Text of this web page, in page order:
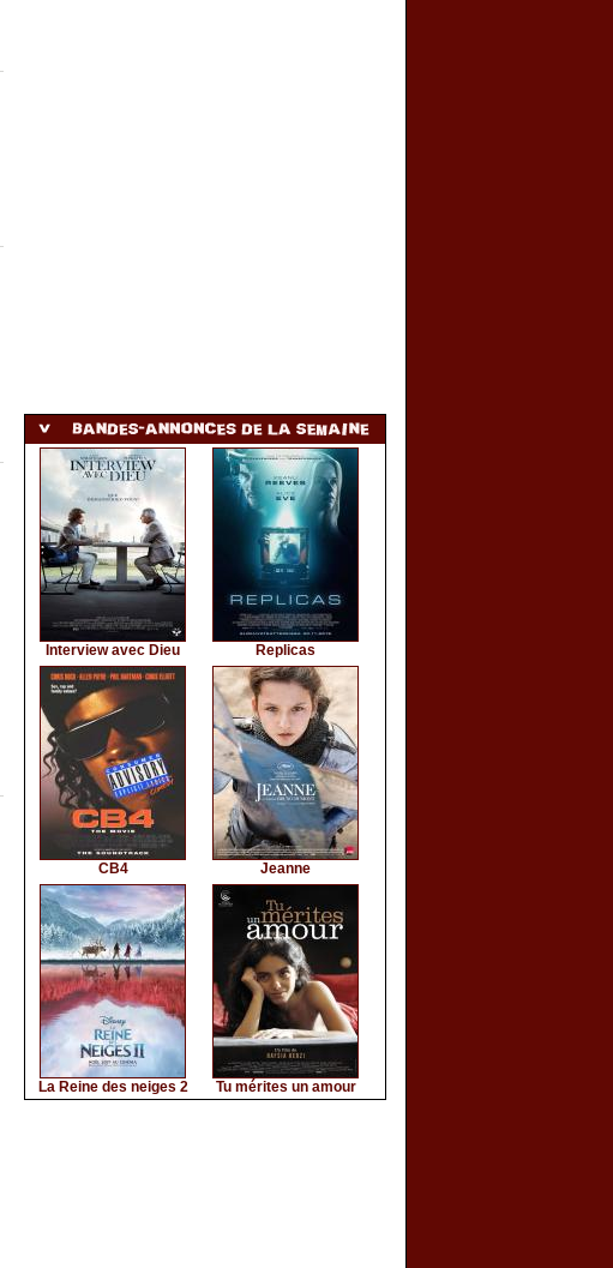
Interview avec Dieu Replicas
CB4 Jeanne
La Reine des neiges 2 Tu mérites un amour